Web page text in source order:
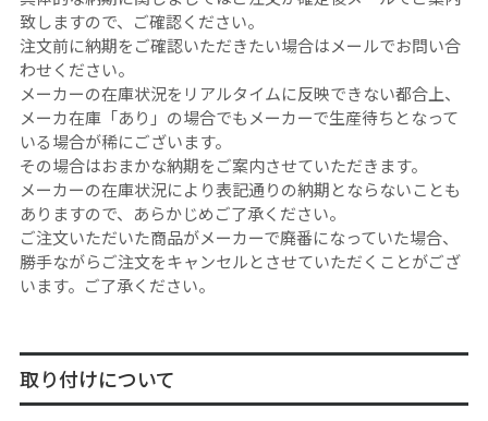
致しますので、ご確認ください。
注文前に納期をご確認いただきたい場合はメールでお問い合
わせください。
メーカーの在庫状況をリアルタイムに反映できない都合上、
メーカ在庫「あり」の場合でもメーカーで生産待ちとなって
いる場合が稀にございます。
その場合はおまかな納期をご案内させていただきます。
メーカーの在庫状況により表記通りの納期とならないことも
ありますので、あらかじめご了承ください。
ご注文いただいた商品がメーカーで廃番になっていた場合、
勝手ながらご注文をキャンセルとさせていただくことがござ
います。ご了承ください。
取り付けについて